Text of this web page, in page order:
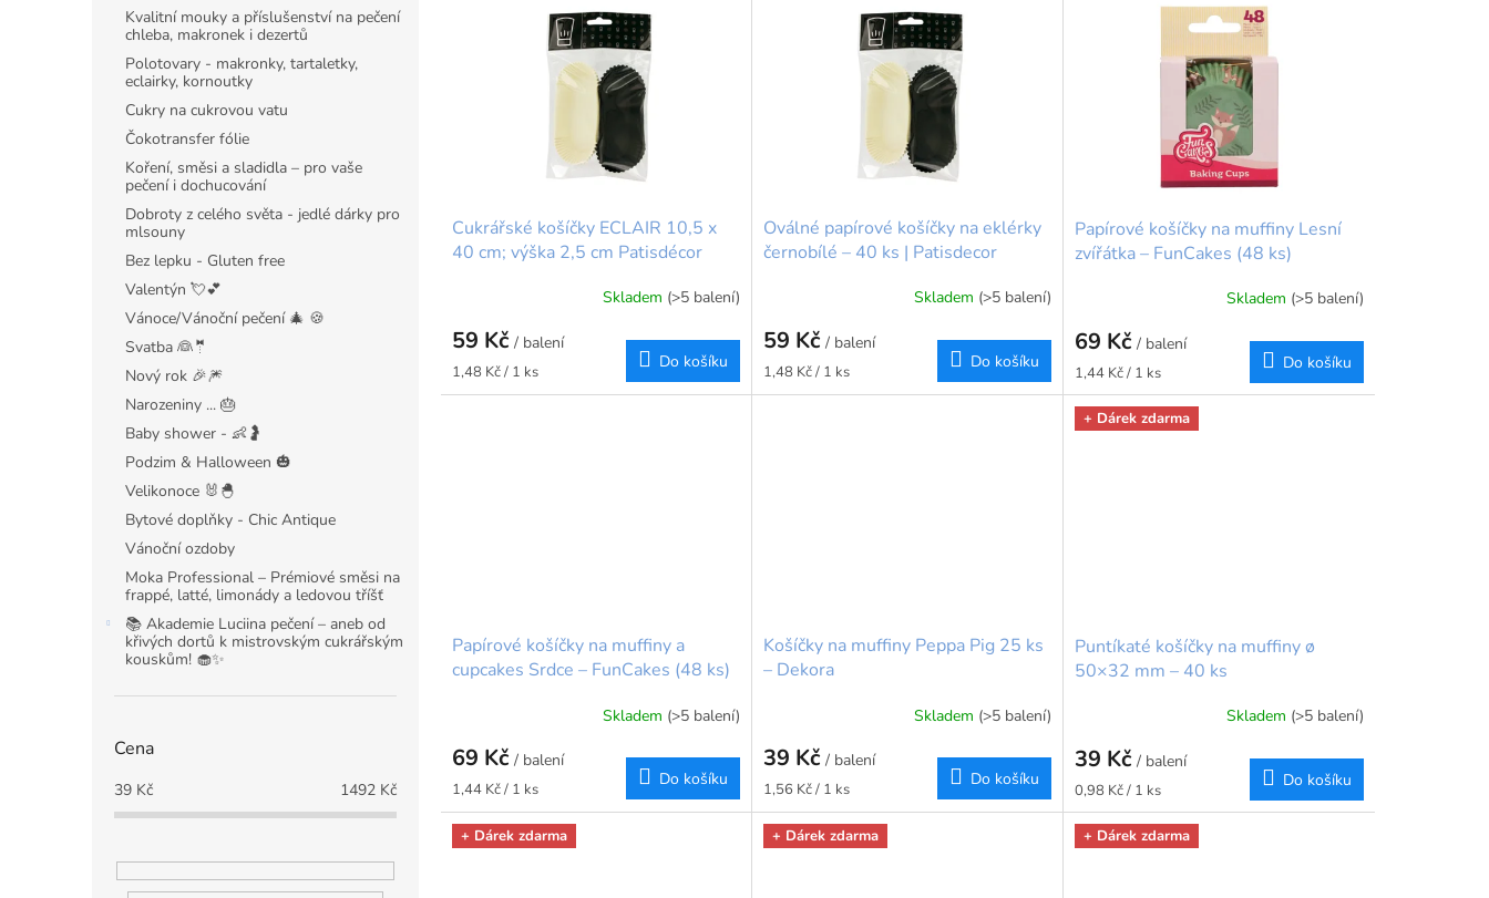
Kvalitní mouky a příslušenství na pečení
chleba, makronek i dezertů
Polotovary - makronky, tartaletky,
eclairky, kornoutky
Cukry na cukrovou vatu
Čokotransfer fólie
Koření, směsi a sladidla – pro vaše
pečení i dochucování
Dobroty z celého světa - jedlé dárky pro
mlsouny
Bez lepku - Gluten free
Valentýn 💘💕
Vánoce/Vánoční pečení 🎄 🍪
Svatba 👰🤵
Nový rok 🎉🎆
Narozeniny ... 🎂
Baby shower - 👶🤰
Podzim & Halloween 🎃
Velikonoce 🐰🐣
Bytové doplňky - Chic Antique
Vánoční ozdoby
Moka Professional – Prémiové směsi na
frappé, latté, limonády a ledovou tříšť
📚 Akademie Luciina pečení – aneb od
křivých dortů k mistrovským cukrářským
kouskům! 🧁✨
Cena
39 Kč 1492 Kč
Cukrářské košíčky ECLAIR 10,5 x
40 cm; výška 2,5 cm Patisdécor
Skladem (>5 balení)
59 Kč / balení
Měrná
cena:
1,48 Kč / 1 ks Do košíku
Oválné papírové košíčky na eklérky
černobílé – 40 ks | Patisdecor
Skladem (>5 balení)
59 Kč / balení
Měrná
cena:
1,48 Kč / 1 ks Do košíku
Papírové košíčky na muffiny Lesní
zvířátka – FunCakes (48 ks)
Skladem (>5 balení)
69 Kč / balení
Měrná
cena:
1,44 Kč / 1 ks Do košíku
Papírové košíčky na muffiny a
cupcakes Srdce – FunCakes (48 ks)
Skladem (>5 balení)
69 Kč / balení
Měrná
cena:
1,44 Kč / 1 ks Do košíku
Košíčky na muffiny Peppa Pig 25 ks
– Dekora
Skladem (>5 balení)
39 Kč / balení
Měrná
cena:
1,56 Kč / 1 ks Do košíku
+ Dárek zdarma
Puntíkaté košíčky na muffiny ø
50×32 mm – 40 ks
Skladem (>5 balení)
39 Kč / balení
Měrná
cena:
0,98 Kč / 1 ks Do košíku
+ Dárek zdarma + Dárek zdarma + Dárek zdarma